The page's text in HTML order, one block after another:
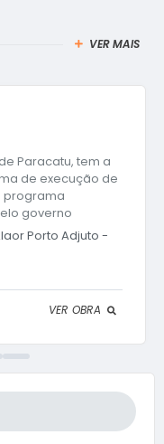
VER MAIS
Paracatu, tem a
de execução de
programa
governo
das praças
e qualidade de
a praça foi
ausência de
para que
Porto Adjuto -
VER OBRA